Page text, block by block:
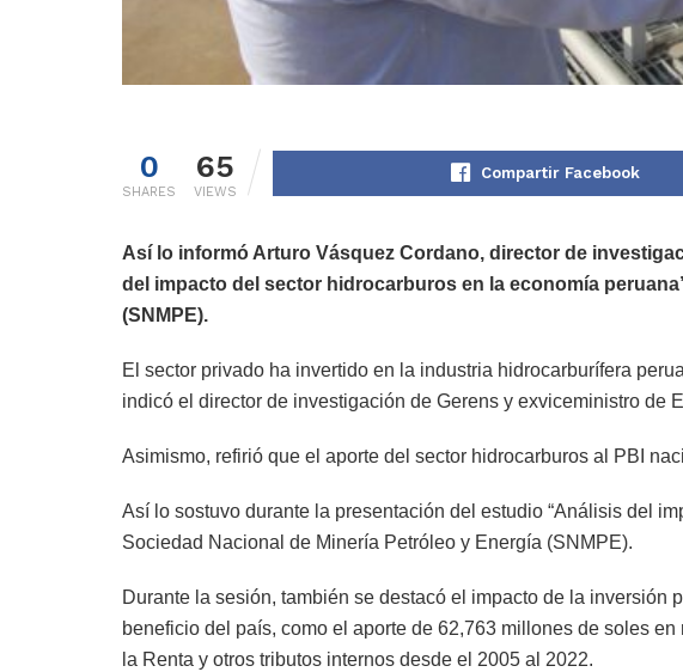
0
SHARES
65
VIEWS
Compartir Facebook
Así lo informó Arturo Vásquez Cordano, director de
del impacto del sector hidrocarburos en la economía
(SNMPE).
El sector privado ha invertido en la industria hidrocarburífera
indicó el director de investigación de Gerens y exviceministro de
Asimismo, refirió que el aporte del sector hidrocarburos al PBI
Así lo sostuvo durante la presentación del estudio “Análisis del
Sociedad Nacional de Minería Petróleo y Energía (SNMPE).
Durante la sesión, también se destacó el impacto de la
beneficio del país, como el aporte de 62,763 millones de soles
la Renta y otros tributos internos desde el 2005 al 2022.